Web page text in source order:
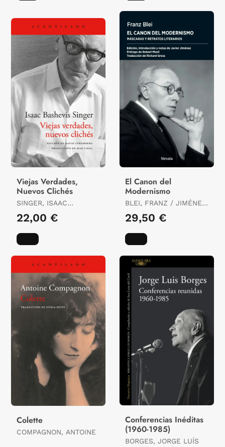
Viejas Verdades,
Nuevos Clichés
SINGER, ISAAC
22,00 €
El Canon del
Modernismo
BLEI, FRANZ / JIMÉNEZ
JAVIER
29,50 €
Colette
COMPAGNON, ANTOINE
Conferencias Inéditas
(1960-1985)
BORGES, JORGE LUÍS